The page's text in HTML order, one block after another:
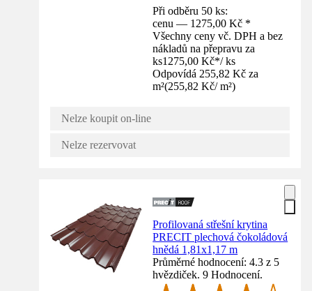
Při odběru 50 ks:
cenu — 1275,00 Kč *
Všechny ceny vč. DPH a bez
nákladů na přepravu za
ks1275,00 Kč*/ ks
Odpovídá 255,82 Kč za
m²(255,82 Kč/ m²)
Nelze koupit on-line
Nelze rezervovat
Profilovaná střešní krytina
PRECIT plechová čokoládová
hnědá 1,81x1,17 m
Průměrné hodnocení: 4.3 z 5
hvězdiček. 9 Hodnocení.